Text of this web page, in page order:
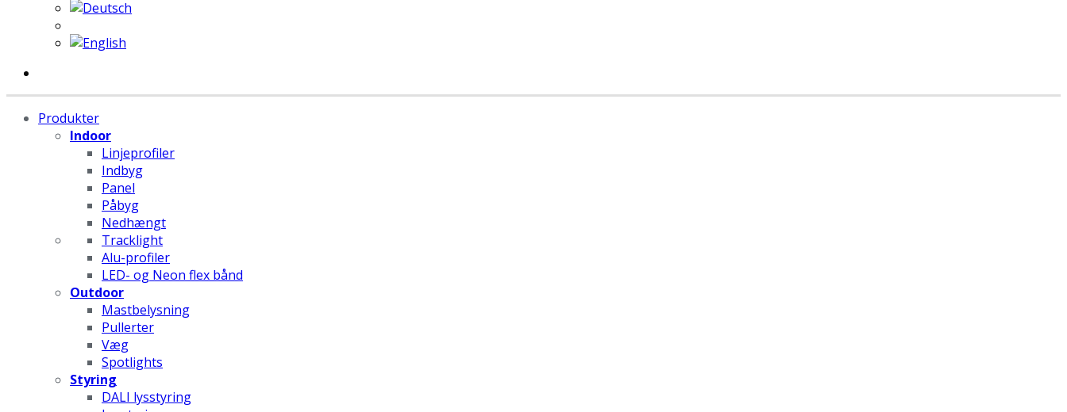
Produkter
Indoor
Linjeprofiler
Indbyg
Panel
Påbyg
Nedhængt
Tracklight
Alu-profiler
LED- og Neon flex bånd
Outdoor
Mastbelysning
Pullerter
Væg
Spotlights
Styring
DALI lysstyring